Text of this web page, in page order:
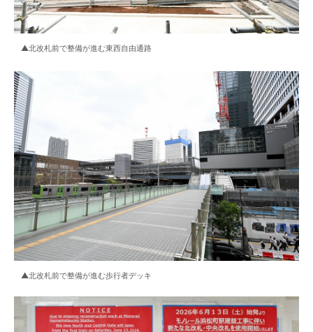
▲北改札前で整備が進む東西自由通路
▲北改札前で整備が進む歩行者デッキ